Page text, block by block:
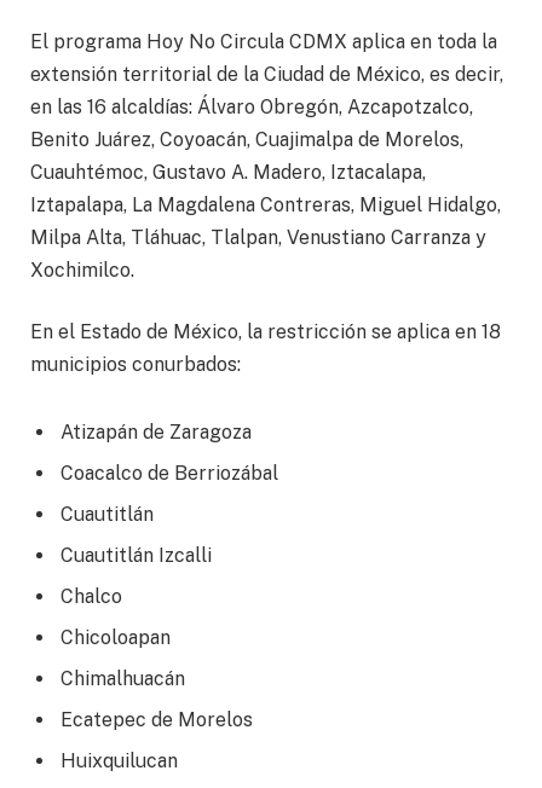
El programa Hoy No Circula CDMX aplica en toda la
extensión territorial de la Ciudad de México, es decir,
en las 16 alcaldías: Álvaro Obregón, Azcapotzalco,
Benito Juárez, Coyoacán, Cuajimalpa de Morelos,
Cuauhtémoc, Gustavo A. Madero, Iztacalapa,
Iztapalapa, La Magdalena Contreras, Miguel Hidalgo,
Milpa Alta, Tláhuac, Tlalpan, Venustiano Carranza y
Xochimilco.
En el Estado de México, la restricción se aplica en 18
municipios conurbados:
Atizapán de Zaragoza
Coacalco de Berriozábal
Cuautitlán
Cuautitlán Izcalli
Chalco
Chicoloapan
Chimalhuacán
Ecatepec de Morelos
Huixquilucan